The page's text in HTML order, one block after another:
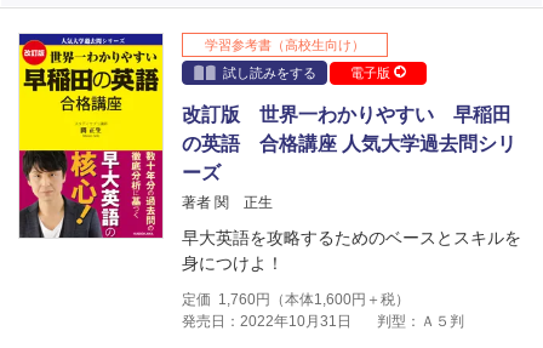
学習参考書（高校生向け）
試し読みをする
電子版
改訂版 世界一わかりやすい 早稲田
の英語 合格講座 人気大学過去問シリ
ーズ
著者 関 正生
早大英語を攻略するためのベースとスキルを
身につけよ！
定価 1,760円（本体1,600円＋税）
発売日：2022年10月31日
判型：Ａ５判